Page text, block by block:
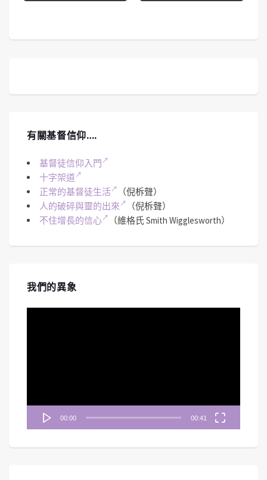
有關基督信仰….
基督徒信仰入門
十字架道
正常的基督徒生活
（倪柝聲）
人的破碎與靈的出來
（倪柝聲）
不住增長的信心
（維格氏 Smith Wigglesworth）
我們的異象
00:00 00:41